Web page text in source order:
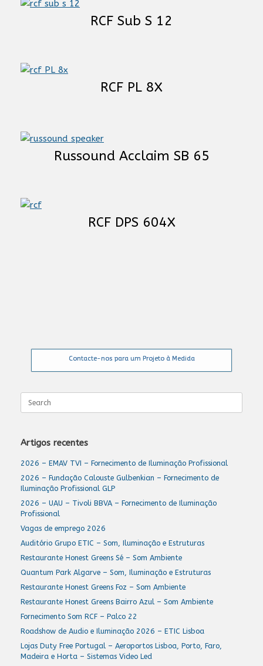
RCF Sub S 12
RCF PL 8X
Russound Acclaim SB 65
RCF DPS 604X
Contacte-nos para um Projeto à Medida
for:
Artigos recentes
2026 – EMAV TVI – Fornecimento de Iluminação Profissional
2026 – Fundação Calouste Gulbenkian – Fornecimento de
Iluminação Profissional GLP
2026 – UAU – Tivoli BBVA – Fornecimento de Iluminação
Profissional
Vagas de emprego 2026
Auditório Grupo ETIC – Som, Iluminação e Estruturas
Restaurante Honest Greens Sé – Som Ambiente
Quantum Park Algarve – Som, Iluminação e Estruturas
Restaurante Honest Greens Foz – Som Ambiente
Restaurante Honest Greens Bairro Azul – Som Ambiente
Fornecimento Som RCF – Palco 22
Roadshow de Audio e Iluminação 2026 – ETIC Lisboa
Lojas Duty Free Portugal – Aeroportos Lisboa, Porto, Faro,
Madeira e Horta – Sistemas Video Led